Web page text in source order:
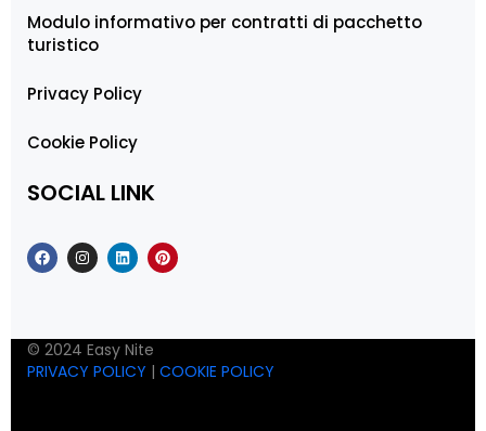
Modulo informativo per contratti di pacchetto
turistico
Privacy Policy
Cookie Policy
SOCIAL LINK
© 2024 Easy Nite
PRIVACY POLICY | COOKIE POLICY